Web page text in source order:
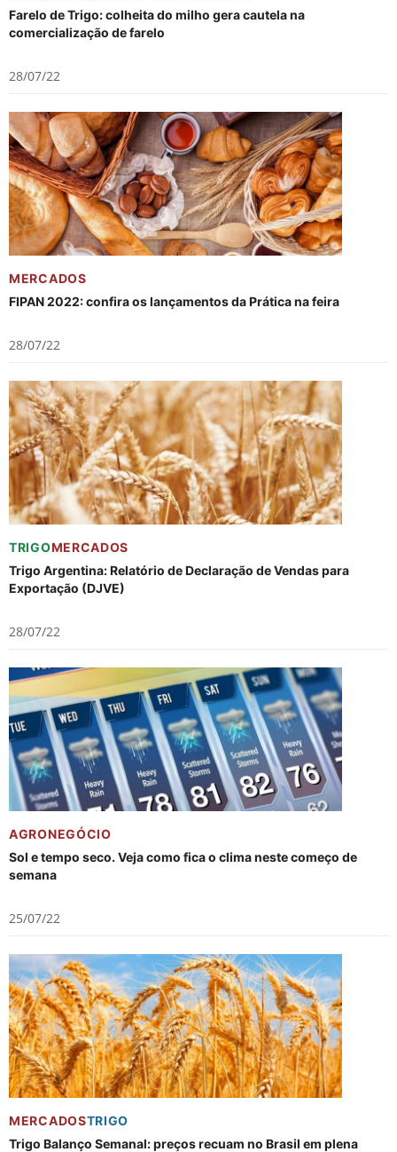
Farelo de Trigo: colheita do milho gera cautela na
comercialização de farelo
28/07/22
MERCADOS
FIPAN 2022: confira os lançamentos da Prática na feira
28/07/22
TRIGOMERCADOS
Trigo Argentina: Relatório de Declaração de Vendas para
Exportação (DJVE)
28/07/22
AGRONEGÓCIO
Sol e tempo seco. Veja como fica o clima neste começo de
semana
25/07/22
MERCADOSTRIGO
Trigo Balanço Semanal: preços recuam no Brasil em plena